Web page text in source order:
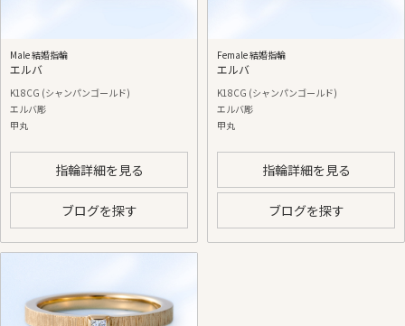
Male 結婚指輪
エルバ
K18CG (シャンパンゴールド)
エルバ彫
甲丸
指輪詳細を見る
ブログを探す
Female 結婚指輪
エルバ
K18CG (シャンパンゴールド)
エルバ彫
甲丸
指輪詳細を見る
ブログを探す